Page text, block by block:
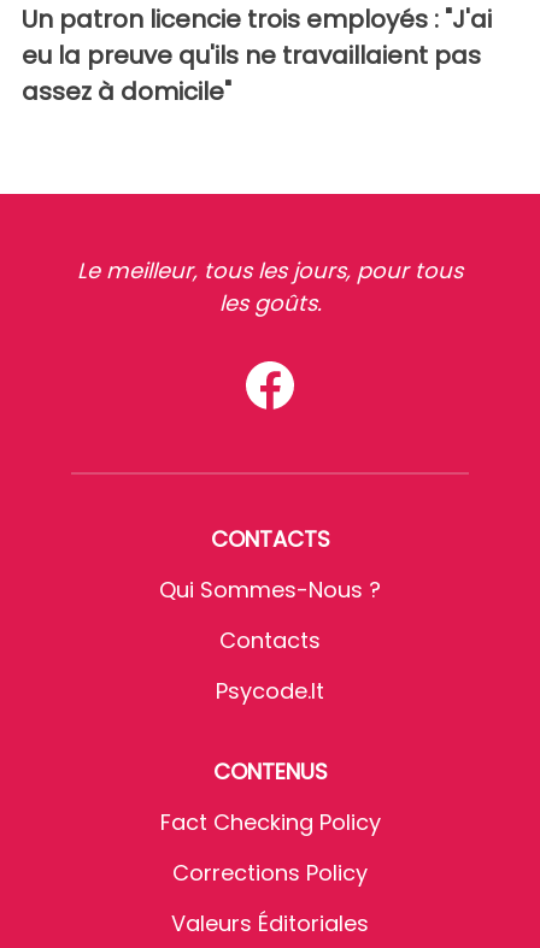
Un patron licencie trois employés : "J'ai
eu la preuve qu'ils ne travaillaient pas
assez à domicile"
Le meilleur, tous les jours, pour tous
les goûts.
CONTACTS
Qui Sommes-Nous ?
Contacts
Psycode.it
CONTENUS
Fact Checking Policy
Corrections Policy
Valeurs Éditoriales